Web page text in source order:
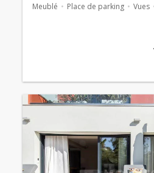
Meublé Place de parking Vues